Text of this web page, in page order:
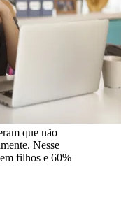
que não
Nesse
filhos e 60%